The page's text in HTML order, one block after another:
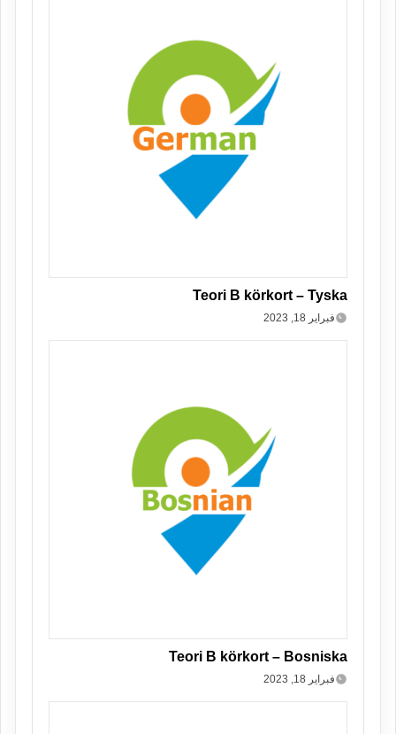
Teori B körkort – Tyska
فبراير 18, 2023
Teori B körkort – Bosniska
فبراير 18, 2023